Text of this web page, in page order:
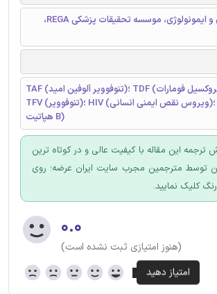
گروه میکروبیولوژی و ایمونولوژی، موسسه تحقیقات پزشکی REGA،
TAF (تنوفوویر آلوفین امید)؛ TDF (تنوفوویر دیسوپروکسیل فومارات)؛
TFV (تنوفوویر)؛ HIV (ویروس نقص ایمنی انسانی)؛ HBV (ویروس
هپاتیت B)
ترجمه این مقاله با کیفیت عالی و در کوتاه ترین
توسط مترجمین مجرب سایت ایران عرضه؛ روی
کلیک نمایید.
۰.۰
(هنوز امتیازی ثبت نشده است)